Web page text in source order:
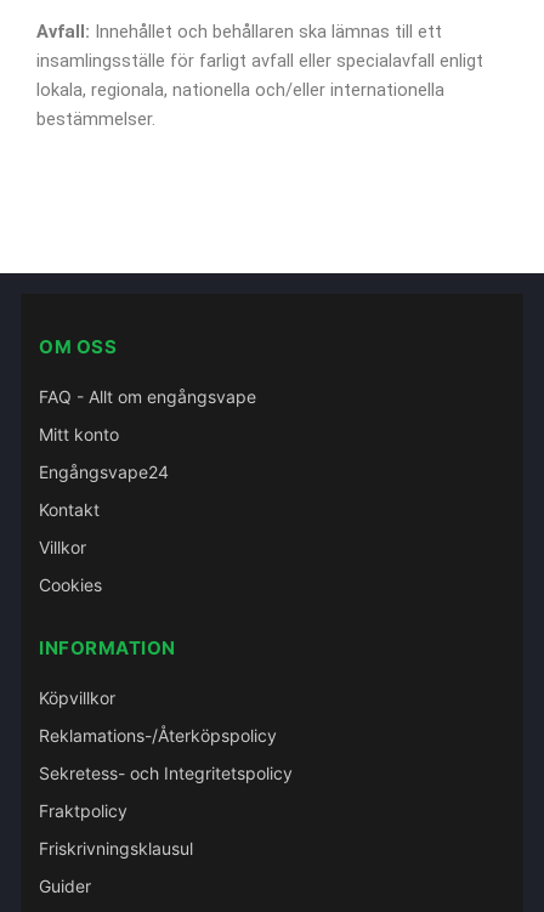
Avfall: Innehållet och behållaren ska lämnas till ett
insamlingsställe för farligt avfall eller specialavfall enligt
lokala, regionala, nationella och/eller internationella
bestämmelser.
OM OSS
FAQ - Allt om engångsvape
Mitt konto
Engångsvape24
Kontakt
Villkor
Cookies
INFORMATION
Köpvillkor
Reklamations-/Återköpspolicy
Sekretess- och Integritetspolicy
Fraktpolicy
Friskrivningsklausul
Guider